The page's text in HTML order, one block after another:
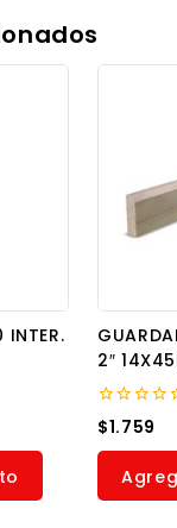
INTER.
2″
0
out
of
$1.759